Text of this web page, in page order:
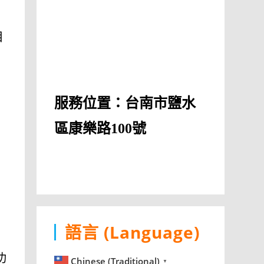
服務位置：台南市鹽水
區康樂路100號
語言 (Language)
Chinese (Traditional) ▼